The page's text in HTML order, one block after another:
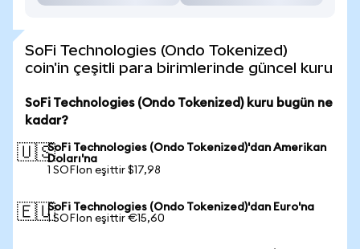
SoFi Technologies (Ondo Tokenized)
coin'in çeşitli para birimlerinde güncel kuru
SoFi Technologies (Ondo Tokenized) kuru bugün ne
kadar?
🇺🇸SoFi Technologies (Ondo Tokenized)'dan Amerikan
Doları'na
1 SOFIon eşittir $17,98
🇪🇺SoFi Technologies (Ondo Tokenized)'dan Euro'na
1 SOFIon eşittir €15,60